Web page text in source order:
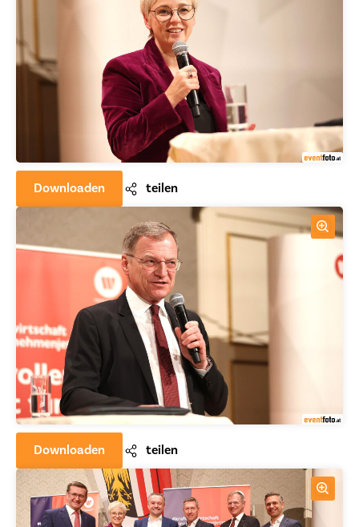
Downloaden teilen
Downloaden teilen